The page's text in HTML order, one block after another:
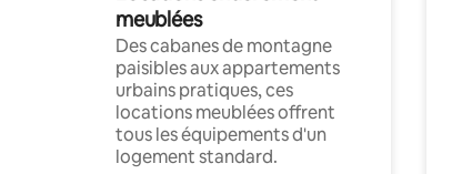
meublées
Des cabanes de montagne
paisibles aux appartements
urbains pratiques, ces
locations meublées offrent
tous les équipements d'un
logement standard.